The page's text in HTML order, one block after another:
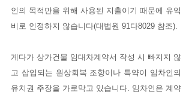
인의 목적만을 위해 사용된 지출이기 때문에 유익
비로 인정하지 않습니다(대법원 91다8029 참조).
게다가 상가건물 임대차계약서 작성 시 빠지지 않
고 삽입되는 원상회복 조항이나 특약이 임차인의
유치권 주장을 가로막고 있습니다. 임차인은 계약